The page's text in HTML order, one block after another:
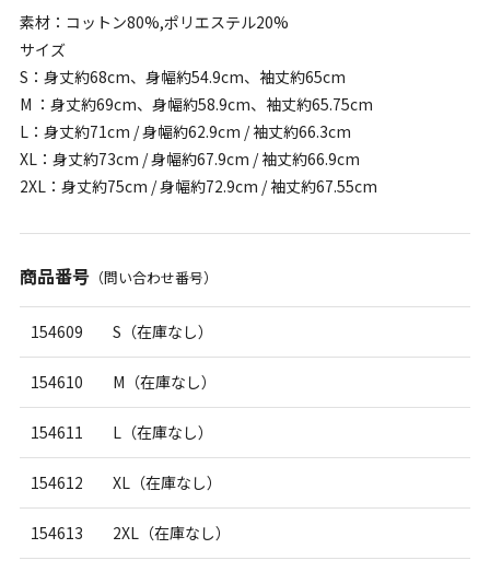
素材：コットン80%,ポリエステル20%
サイズ
S：身丈約68cm、身幅約54.9cm、袖丈約65cm
M ：身丈約69cm、身幅約58.9cm、袖丈約65.75cm
L：身丈約71cm / 身幅約62.9cm / 袖丈約66.3cm
XL：身丈約73cm / 身幅約67.9cm / 袖丈約66.9cm
2XL：身丈約75cm / 身幅約72.9cm / 袖丈約67.55cm
商品番号（問い合わせ番号）
154609 S（在庫なし）
154610 M（在庫なし）
154611 L（在庫なし）
154612 XL（在庫なし）
154613 2XL（在庫なし）